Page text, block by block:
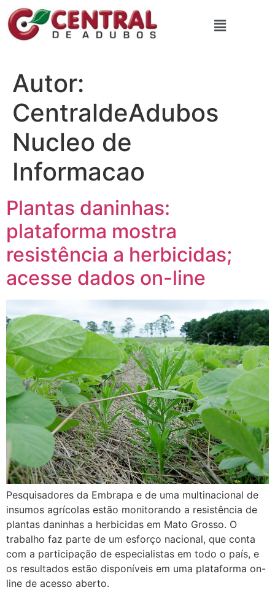
Autor:
CentraldeAdubos
Nucleo de
Informacao
Plantas daninhas:
plataforma mostra
resistência a herbicidas;
acesse dados on-line
Pesquisadores da Embrapa e de uma multinacional de
insumos agrícolas estão monitorando a resistência de
plantas daninhas a herbicidas em Mato Grosso. O
trabalho faz parte de um esforço nacional, que conta
com a participação de especialistas em todo o país, e
os resultados estão disponíveis em uma plataforma on-
line de acesso aberto.